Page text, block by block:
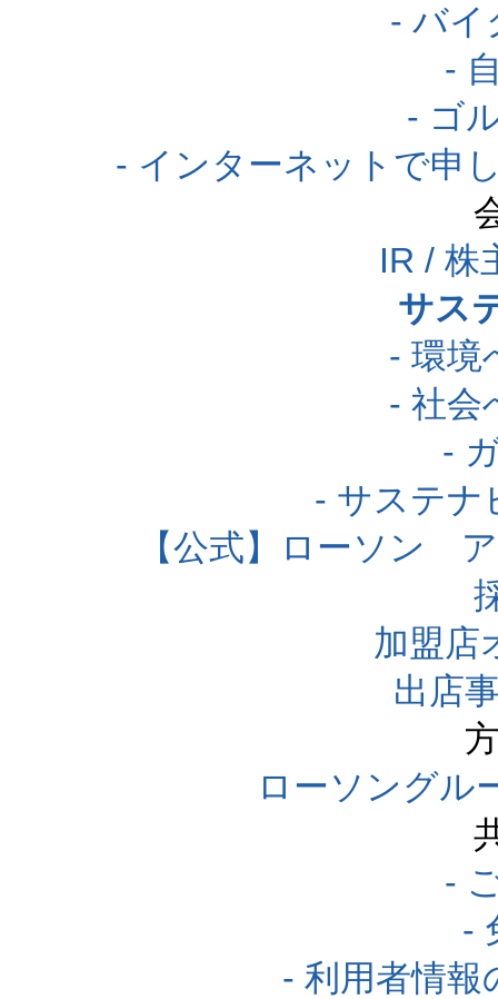
- バイ
-
- ゴ
- インターネットで申
IR / 株
サス
- 環境
- 社会
-
- サステナ
【公式】ローソン
加盟店
出店
ローソングル
-
-
- 利用者情報